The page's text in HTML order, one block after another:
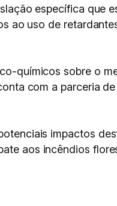
específica que
ao uso de
químicos sobre o
com a parceria
impactos
aos incêndios